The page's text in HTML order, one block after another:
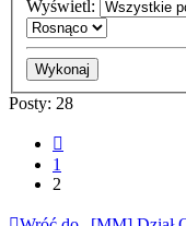
Wyświetl:
Posty: 28
1
2